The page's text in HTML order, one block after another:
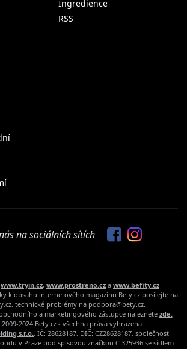
Ingredience
RSS
na sociálních sítích
www.tryin.cz, www.prostreno.cz a www.befity.cz
k obsahu internetového magazínu Bety.cz posílejte na
technické problémy na podpora@bety.cz.
a marketingového zástupce naleznete zde.
2024 Bety.cz - všechna práva vyhrazena.
s.r.o., IČ: 28628187, DIČ: CZ28628187, společnost
v Praze pod spisovou značkou C 325936 se sídlem